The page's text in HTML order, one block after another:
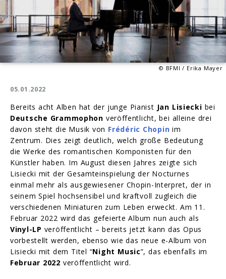
© BFMI / Erika Mayer
05.01.2022
Bereits acht Alben hat der junge Pianist Jan Lisiecki bei
Deutsche Grammophon veröffentlicht, bei alleine drei
davon steht die Musik von Frédéric Chopin im
Zentrum. Dies zeigt deutlich, welch große Bedeutung
die Werke des romantischen Komponisten für den
Künstler haben. Im August diesen Jahres zeigte sich
Lisiecki mit der Gesamteinspielung der Nocturnes
einmal mehr als ausgewiesener Chopin-Interpret, der in
seinem Spiel hochsensibel und kraftvoll zugleich die
verschiedenen Miniaturen zum Leben erweckt. Am 11.
Februar 2022 wird das gefeierte Album nun auch als
Vinyl-LP veröffentlicht – bereits jetzt kann das Opus
vorbestellt werden, ebenso wie das neue e-Album von
Lisiecki mit dem Titel “Night Music”, das ebenfalls im
Februar 2022 veröffentlicht wird.